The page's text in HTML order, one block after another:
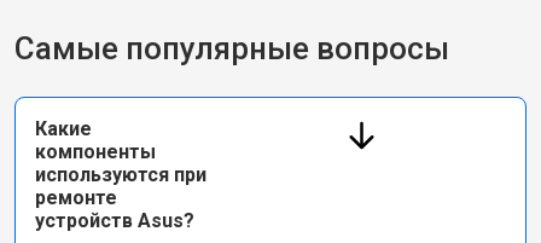
Самые популярные вопросы
Какие
компоненты
используются при
ремонте
устройств Asus?